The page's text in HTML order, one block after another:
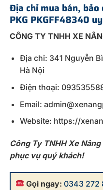
Địa chỉ mua bán,
PKG PKGFF48340
CÔNG TY TNHH XE
Địa chỉ: 341 Nguyễn
Hà Nội
Điện thoại:
Email:
Website: https://
Công Ty TNHH Xe
phục vụ quý khách!
Gọi ngay: 0343 272